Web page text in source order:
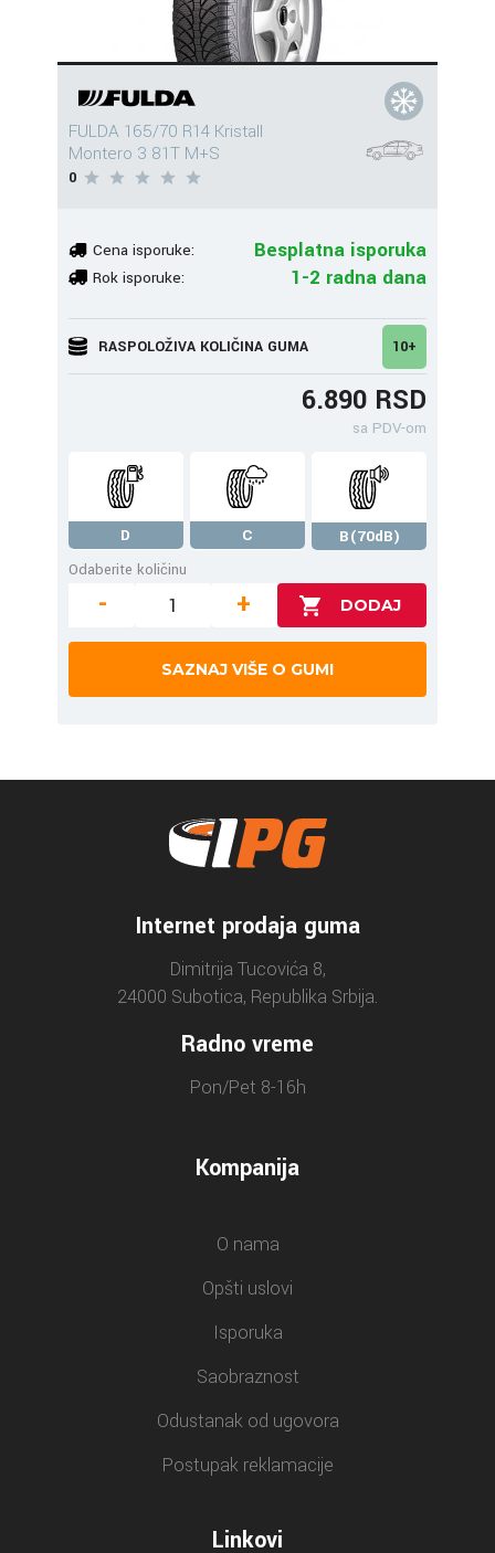
FULDA 165/70 R14 Kristall
Montero 3 81T M+S
0
Cena isporuke: Besplatna isporuka
Rok isporuke: 1-2 radna dana
RASPOLOŽIVA KOLIČINA GUMA 10+
6.890 RSD
sa PDV-om
D C
B(70dB)
Odaberite količinu
- +
SAZNAJ VIŠE O GUMI
Internet prodaja guma
Dimitrija Tucovića 8,
24000 Subotica, Republika Srbija.
Radno vreme
Pon/Pet 8-16h
Kompanija
O nama
Opšti uslovi
Isporuka
Saobraznost
Odustanak od ugovora
Postupak reklamacije
Linkovi